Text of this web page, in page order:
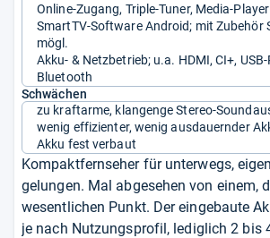
Online-Zugang, Triple-Tuner, Media-
SmartTV-Software Android; mit Zubehör
mögl.
Akku- & Netzbetrieb; u.a. HDMI, CI+,
Bluetooth
Schwächen
zu kraftarme, klangenge Stereo-
wenig effizienter, wenig ausdauernder
Akku fest verbaut
Kompaktfernseher für unterwegs,
gelungen. Mal abgesehen von einem,
wesentlichen Punkt. Der eingebaute
je nach Nutzungsprofil, lediglich 2 bis